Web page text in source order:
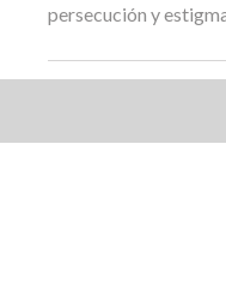
persecución y